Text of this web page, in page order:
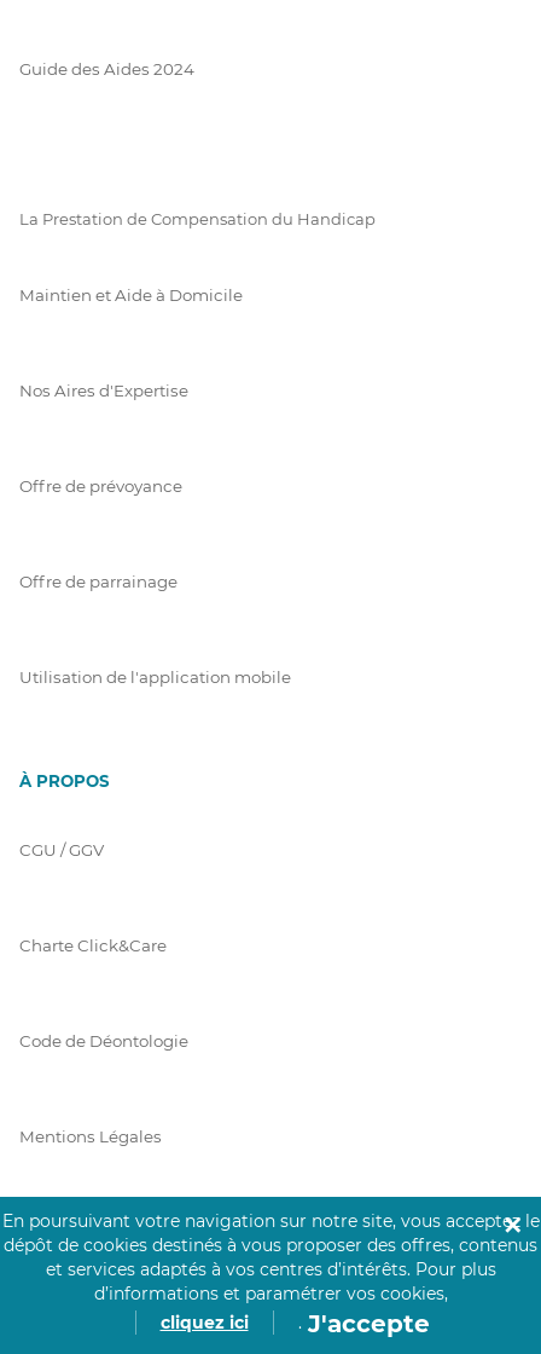
Guide des Aides 2024
La Prestation de Compensation du Handicap
Maintien et Aide à Domicile
Nos Aires d'Expertise
Offre de prévoyance
Offre de parrainage
Utilisation de l'application mobile
À PROPOS
CGU / GGV
Charte Click&Care
Code de Déontologie
Mentions Légales
Prérequis Click&Care
Protection des Données
En poursuivant votre navigation sur notre site, vous acceptez le
dépôt de cookies destinés à vous proposer des offres, contenus
et services adaptés à vos centres d’intérêts. Pour plus
d’informations et paramétrer vos cookies,
cliquez ici
. J'accepte
✕